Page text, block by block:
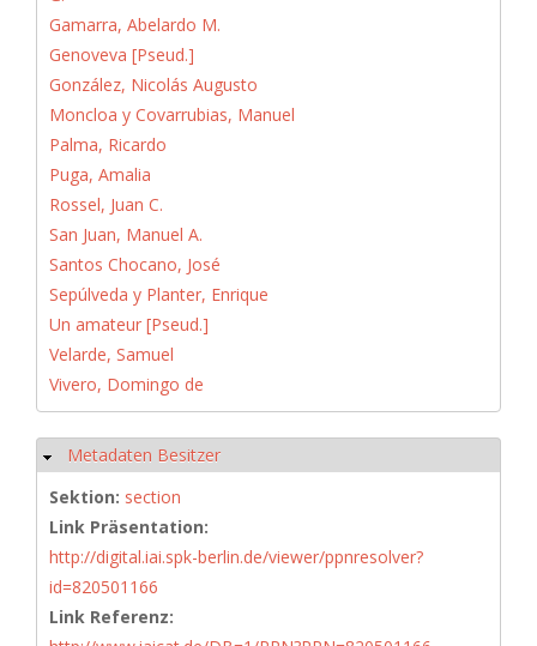
Gamarra, Abelardo M.
Genoveva [Pseud.]
González, Nicolás Augusto
Moncloa y Covarrubias, Manuel
Palma, Ricardo
Puga, Amalia
Rossel, Juan C.
San Juan, Manuel A.
Santos Chocano, José
Sepúlveda y Planter, Enrique
Un amateur [Pseud.]
Velarde, Samuel
Vivero, Domingo de
Hide
Metadaten Besitzer
Sektion: section
Link Präsentation:
http://digital.iai.spk-berlin.de/viewer/ppnresolver?
id=820501166
Link Referenz: